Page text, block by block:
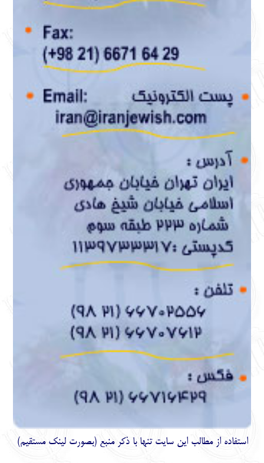
استفاده از مطالب اين سايت تنها با ذكر منبع (بصورت لینک مستقیم)